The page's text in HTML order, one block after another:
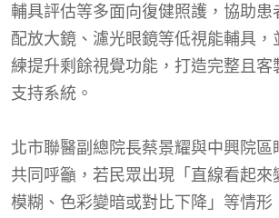
輔具評估等多面向復健照護，協助患
配放大鏡、濾光眼鏡等低視能輔具，
練提升剩餘視覺功能，打造完整且客
支持系統。
北市聯醫副總院長蔡景耀與中興院區
共同呼籲，若民眾出現「直線看起來
模糊、色彩變暗或對比下降」等情形